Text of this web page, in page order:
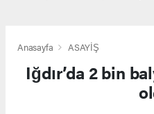
Anasayfa ASAYİŞ
Iğdır’da 2 bin